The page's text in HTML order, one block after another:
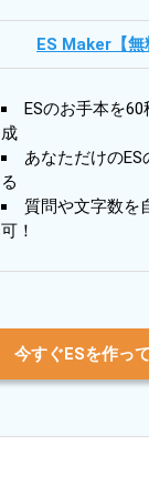
ES Maker【無
ESのお手本を
成
あなただけの
る
質問や文字数を
可！
今すぐESを作っ